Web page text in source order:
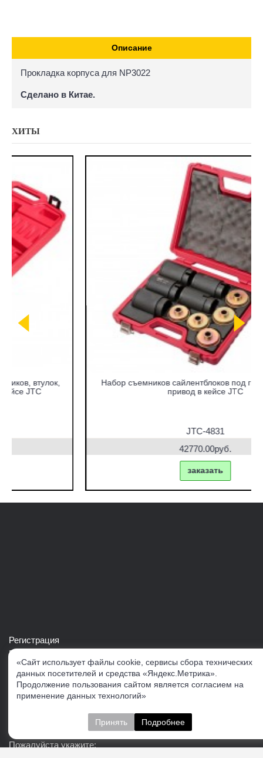
Описание
Прокладка корпуса для NP3022
Сделано в Китае.
ХИТЫ
Набор съемников сайлентблоков под гидравлический
привод в кейсе JTC
Регистрация
Войти в свой аккаунт
Скачать каталог продукции VERTUL
Следите за нами
Пожалуйста укажите:
«Сайт использует файлы cookie, сервисы сбора технических
данных посетителей и средства «Яндекс.Метрика».
Продолжение пользования сайтом является согласием на
применение данных технологий»
Принять Подробнее